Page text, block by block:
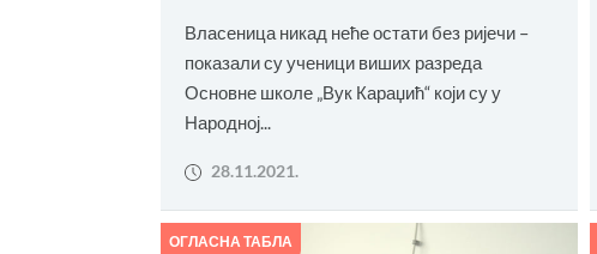
Власеница никад неће остати без ријечи –
показали су ученици виших разреда
Основне школе „Вук Караџић“ који су у
Народној...
28.11.2021.
ОГЛАСНА ТАБЛА